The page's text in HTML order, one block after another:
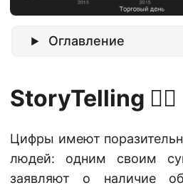
Оглавление
StoryTelling 🕵🏿
Цифры имеют
людей: одним своим
заявляют о наличие